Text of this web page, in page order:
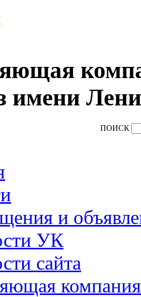
имени
ПОИСК
и
УК
сайта
компания